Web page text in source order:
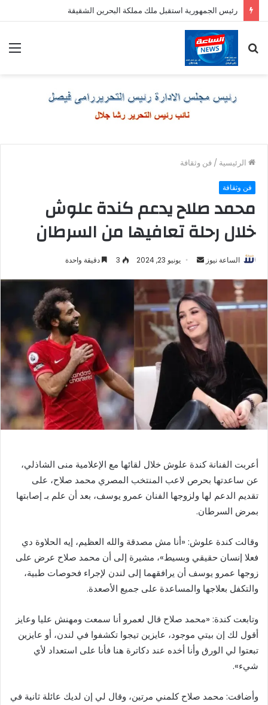
رئيس الجمهورية استقبل ملك مملكة البحرين الشقيقة
عن
الرئيسية / فن وثقافة
فن وثقافة
محمد صلاح يدعم كندة علوش
خلال رحلة تعافيها من السرطان
الساعة نيوز
أرسل
إلكترونيا
يونيو 23, 2024 3 دقيقة واحدة
أعربت الفنانة كندة علوش خلال لقائها مع الإعلامية منى الشاذلي،
عن ساعدتها بحرص لاعب المنتخب المصري محمد صلاح، على
تقديم الدعم لها ولزوجها الفنان عمرو يوسف، بعد أن علم بـ إصابتها
بمرض السرطان.
وقالت كندة علوش: «أنا مش مصدقة والله العظيم، إيه الحلاوة دي
فعلا إنسان حقيقي وبسيط»، مشيرة إلى أن محمد صلاح عرض على
زوجها عمرو يوسف أن يرافقهما إلى لندن لإجراء فحوصات طبية،
والتكفل بعلاجها والمساعدة على جميع الأصعدة.
وتابعت كندة: «محمد صلاح قال لعمرو أنا سمعت ومهنش عليا وعايز
أقول لك إن بيتي موجود، عايزين تيجوا تكشفوا في لندن، أو عايزين
تبعتوا لي الورق وأنا أخده عند دكاترة هنا فأنا على استعداد لأي
شيء».
وأضافت: محمد صلاح كلمني مرتين، وقال لي إن لديك عائلة ثانية في